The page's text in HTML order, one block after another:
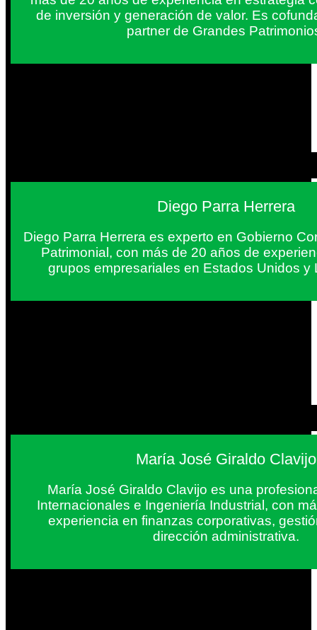
de inversión y generación de valor. Es
partner de Grandes
Diego Parra Herrera
Diego Parra Herrera es experto en Gobierno
Patrimonial, con más de 20 años de
grupos empresariales en Estados Unidos y
María José Giraldo Clavijo
María José Giraldo Clavijo es una
Internacionales e Ingeniería Industrial, con
experiencia en finanzas corporativas,
dirección administrativa.